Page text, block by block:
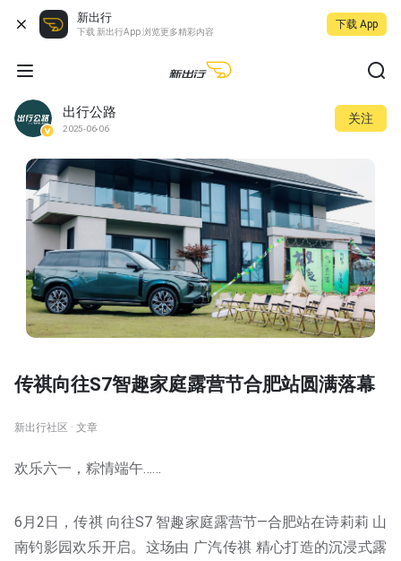
新出行
下载 新出行App 浏览更多精彩内容
下载 App
出行公路
2025-06-06
关注
传祺向往S7智趣家庭露营节合肥站圆满落幕
新出行社区 · 文章
欢乐六一，粽情端午……
6月2日，传祺 向往S7 智趣家庭露营节—合肥站在诗莉莉 山
南钓影园欢乐开启。这场由 广汽传祺 精心打造的沉浸式露